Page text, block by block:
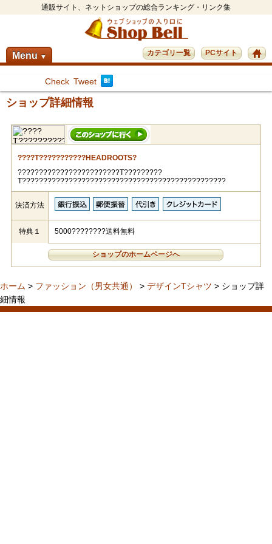
通販サイト、ネットショップの総合ランキング・リンク集
Menu ▼ PCサイト
カテゴリ一覧
Check Tweet
ショップ詳細情報
????T???????????HEADROOTS?
????????????????????????T?????????
T????????????????????????????????????????????????
決済方法
特典１ 5000????????送料無料
ショップのホームページへ
ホーム > ファッション（男女共通） > デザインTシャツ > ショップ詳
細情報